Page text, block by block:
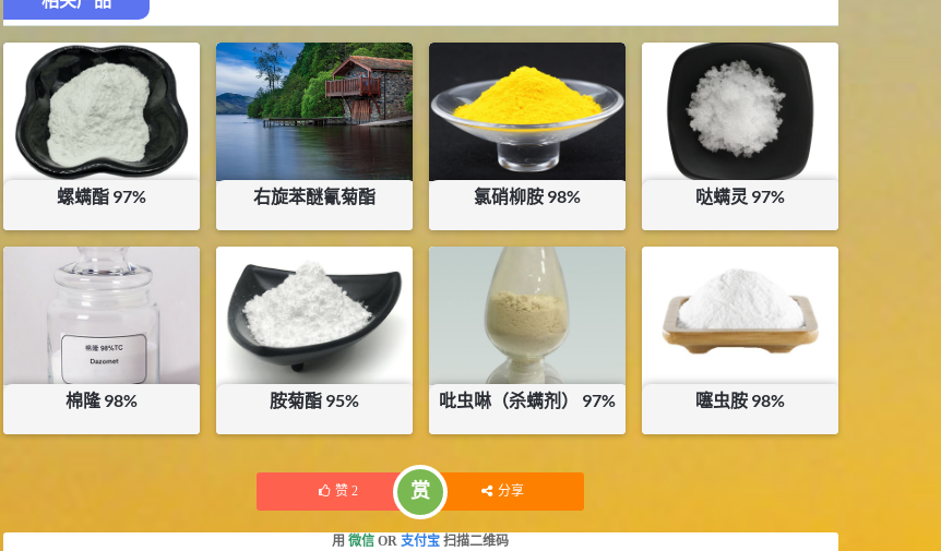
螺螨酯 97%
¥179
右旋苯醚氰菊酯
¥300
库存：5
氯硝柳胺 98%
¥60
库存：
2.3 KG
哒螨灵 97%
¥160
库存：120
棉隆 98% 胺菊酯 95%
库存：0.55KG
吡虫啉（杀螨剂） 97% 噻虫胺 98%
赞 2 赏 分享
用 微信 OR 支付宝 扫描二维码